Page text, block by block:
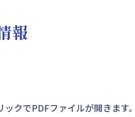
報
クでPDFファイルが開きます。